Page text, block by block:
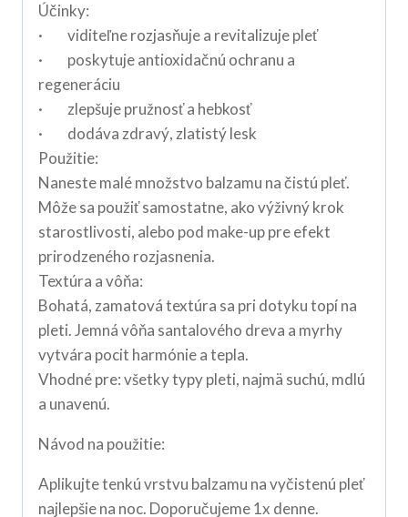
Účinky:
· viditeľne rozjasňuje a revitalizuje pleť
· poskytuje antioxidačnú ochranu a
regeneráciu
· zlepšuje pružnosť a hebkosť
· dodáva zdravý, zlatistý lesk
Použitie:
Naneste malé množstvo balzamu na čistú pleť.
Môže sa použiť samostatne, ako výživný krok
starostlivosti, alebo pod make-up pre efekt
prirodzeného rozjasnenia.
Textúra a vôňa:
Bohatá, zamatová textúra sa pri dotyku topí na
pleti. Jemná vôňa santalového dreva a myrhy
vytvára pocit harmónie a tepla.
Vhodné pre: všetky typy pleti, najmä suchú, mdlú
a unavenú.
Návod na použitie:
Aplikujte tenkú vrstvu balzamu na vyčistenú pleť
najlepšie na noc. Doporučujeme 1x denne.